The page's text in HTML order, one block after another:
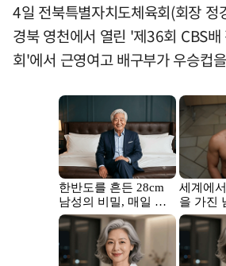
4일 전북특별자치도체육회(회장 정
경북 영천에서 열린 '제36회 CBS
회'에서 근영여고 배구부가 우승컵